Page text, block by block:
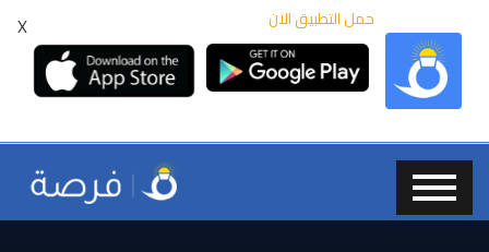
X حمل التطبيق الان